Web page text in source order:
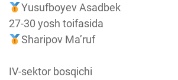
Yusufboyev Asadbek
27-30 yosh toifasida
Sharipov Ma’ruf
IV-sektor bosqichi